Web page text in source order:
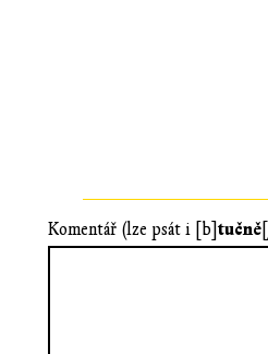
Komentář (lze psát i [b] tučně